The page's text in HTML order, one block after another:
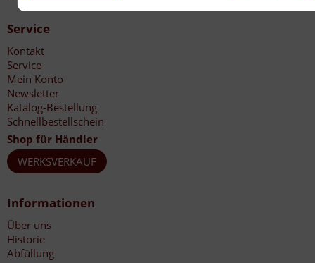
Service
Kontakt
Service
Mein Konto
Newsletter
Katalog-Bestellung
Schnellbestellschein
Shop für Händler
WERKSVERKAUF
Informationen
Über uns
Historie
Abfüllung